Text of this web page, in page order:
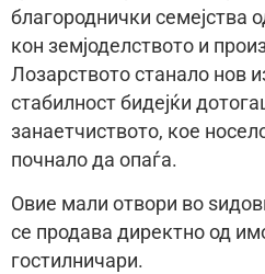
благороднички семејства
кон земјоделството и
Лозарството станало нов
стабилност бидејќи
занаетчиството, кое
почнало да опаѓа.
Овие мали отвори во
се продава директно од
гостилничари.